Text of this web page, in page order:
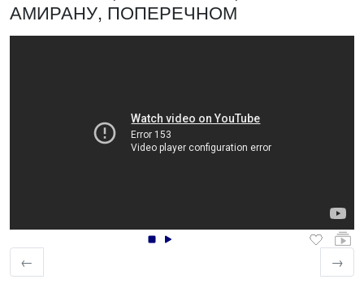
АМИРАНУ, ПОПЕРЕЧНОМ
←
→